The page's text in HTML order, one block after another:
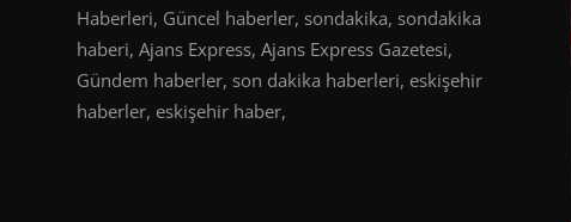
Haberleri, Güncel haberler, sondakika, sondakika
haberi, Ajans Express, Ajans Express Gazetesi,
Gündem haberler, son dakika haberleri, eskişehir
haberler, eskişehir haber,